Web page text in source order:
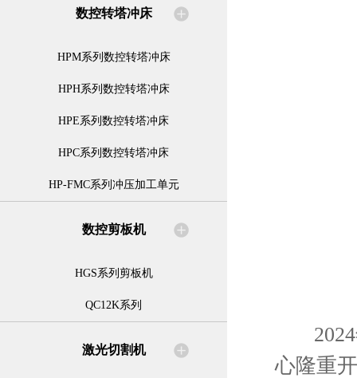
数控转塔冲床
HPM系列数控转塔冲床
HPH系列数控转塔冲床
HPE系列数控转塔冲床
HPC系列数控转塔冲床
HP-FMC系列冲压加工单元
数控剪板机
HGS系列剪板机
QC12K系列
激光切割机
2024
心隆重